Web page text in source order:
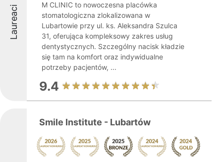
Laureaci
M CLINIC to nowoczesna placówka
stomatologiczna zlokalizowana w
Lubartowie przy ul. ks. Aleksandra Szulca
31, oferująca kompleksowy zakres usług
dentystycznych. Szczególny nacisk kładzie
się tam na komfort oraz indywidualne
potrzeby pacjentów, ...
9.4
Smile Institute - Lubartów